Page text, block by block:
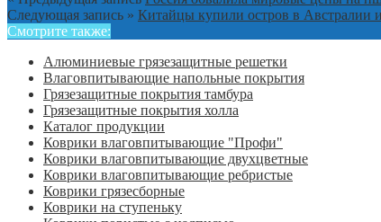
Следующая запись » Китайцы купили остров в Австралии
Смотрите также:
Алюминиевые грязезащитные решетки
Влаговпитывающие напольные покрытия
Грязезащитные покрытия тамбура
Грязезащитные покрытия холла
Каталог продукции
Коврики влаговпитывающие "Профи"
Коврики влаговпитывающие двухцветные
Коврики влаговпитывающие ребристые
Коврики грязесборные
Коврики на ступеньку